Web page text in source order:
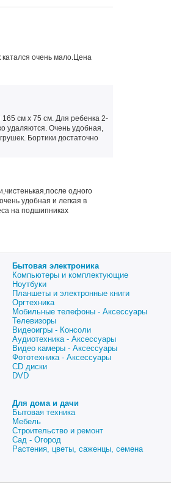
очень мало.Цена
см х 75 см. Для ребенка 2-
удаляются. Очень удобная,
Бортики достаточно
одного
удобная и легкая в
на подшипниках
Бытовая электроника
Компьютеры и комплектующие
Ноутбуки
Планшеты и электронные книги
Оргтехника
Мобильные телефоны - Аксессуары
Телевизоры
Видеоигры - Консоли
Аудиотехника - Аксессуары
Видео камеры - Аксессуары
Фототехника - Аксессуары
CD диски
DVD
Для дома и дачи
Бытовая техника
Мебель
Строительство и ремонт
Сад - Огород
Растения, цветы, саженцы, семена